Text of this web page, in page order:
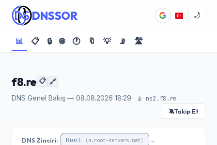
DNSSOR 🌙
📊 📋 🔒 🌐 🕐 🔖 💡 📡 🛣️
f8.re 📋 🔗
DNS Genel Bakış — 08.08.2026 18:29 · 📡 ns2.f8.re
🔕Takip Et
DNS Zinciri: Root (a.root-servers.net) →